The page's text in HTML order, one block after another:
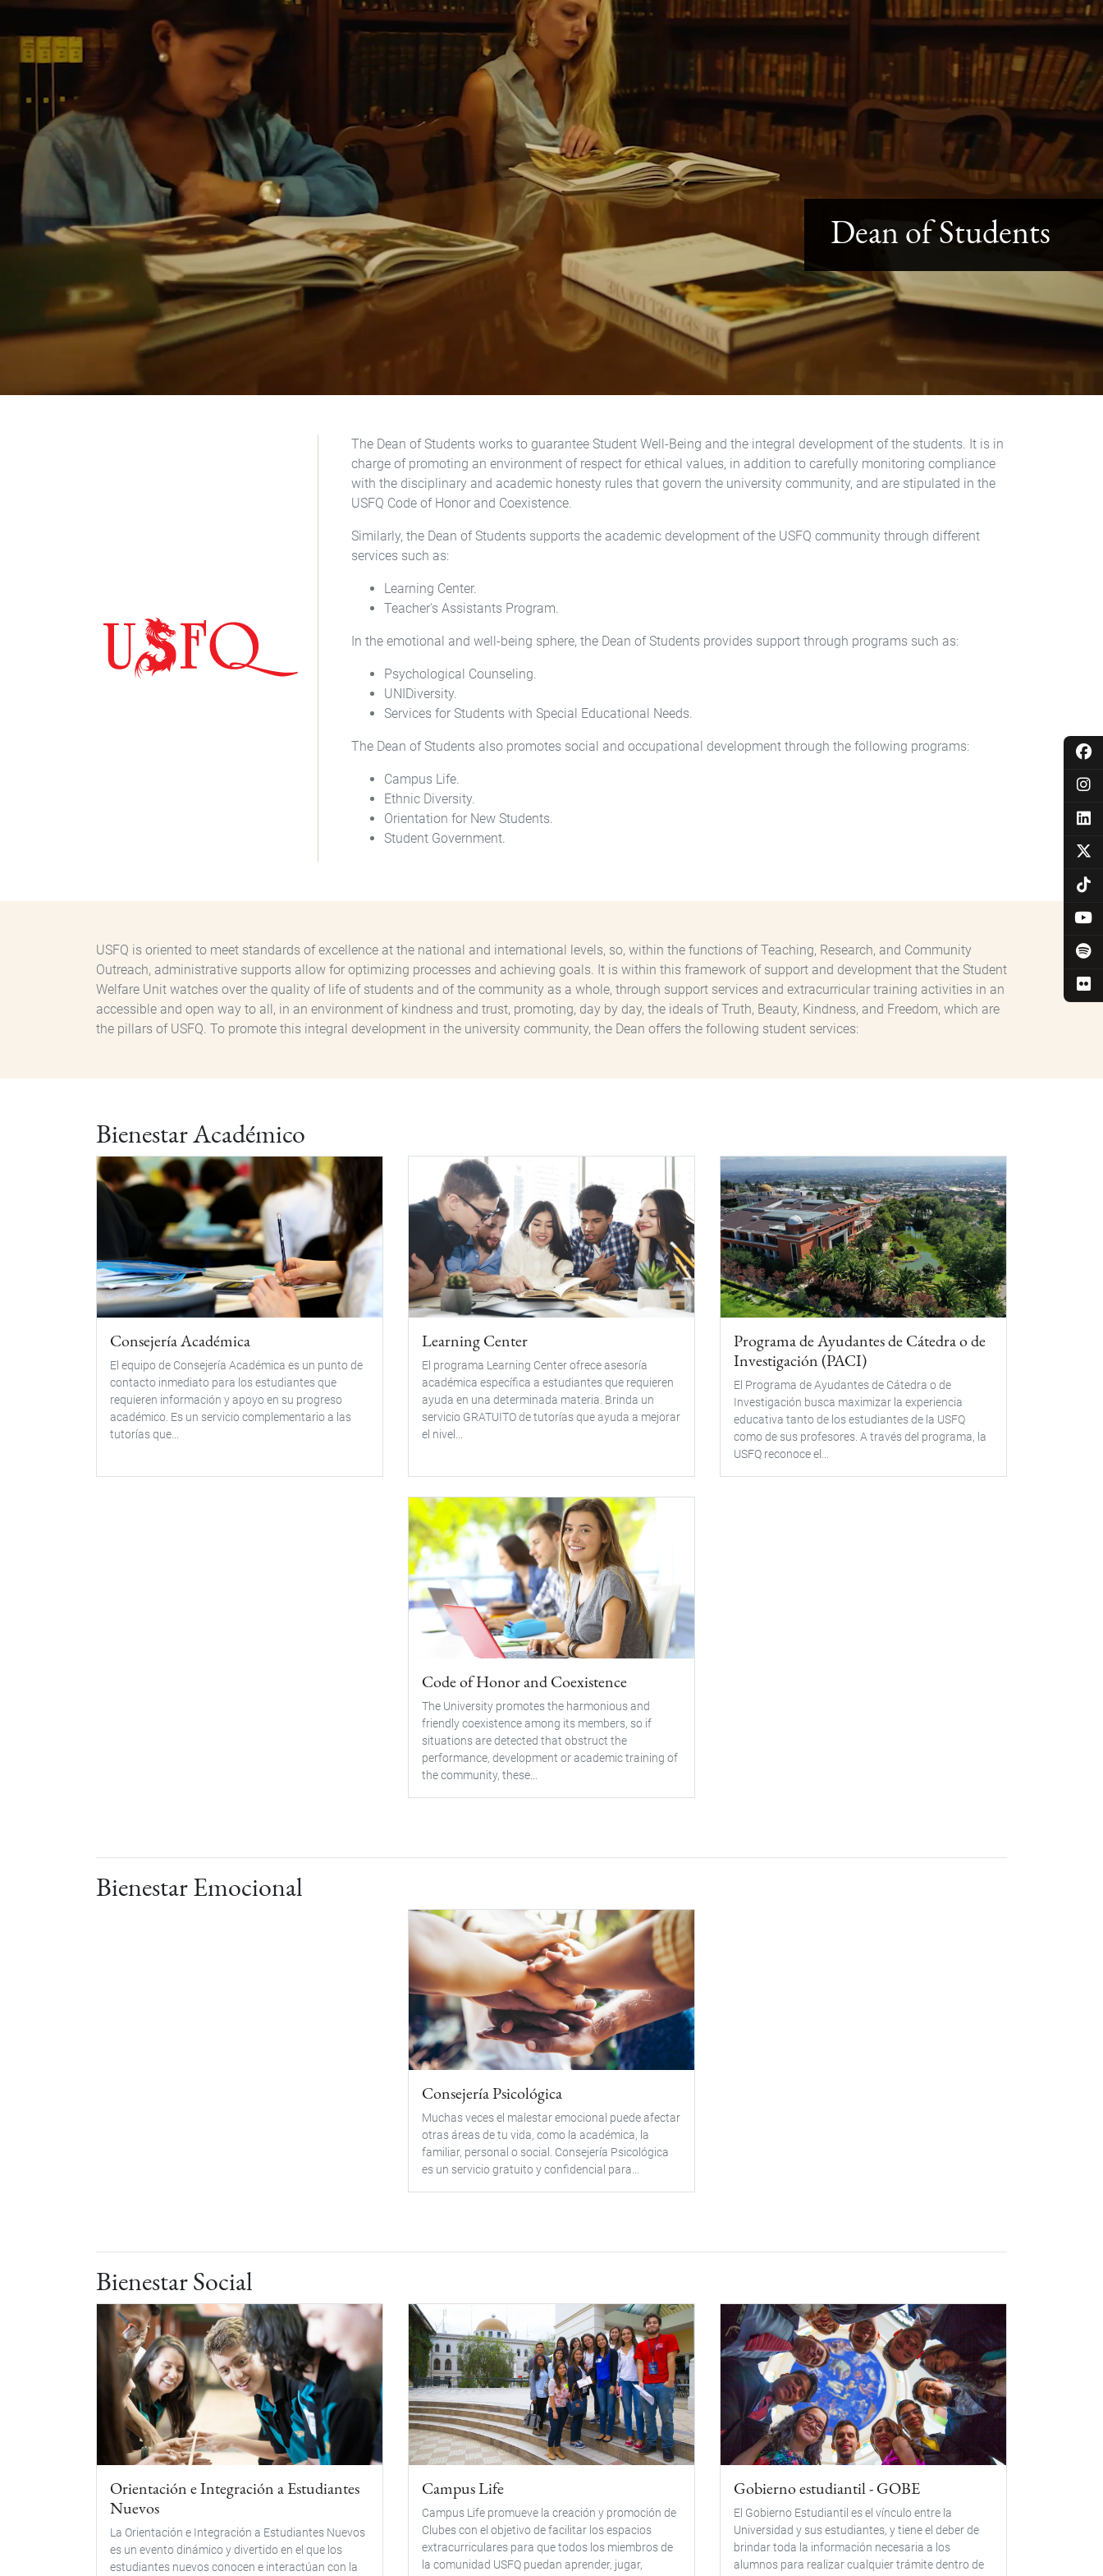
Dean of Students
The Dean of Students works to guarantee Student Well-Being and the integral development of the students. It is in
charge of promoting an environment of respect for ethical values, in addition to carefully monitoring compliance
with the disciplinary and academic honesty rules that govern the university community, and are stipulated in the
USFQ Code of Honor and Coexistence.
Similarly, the Dean of Students supports the academic development of the USFQ community through different
services such as:
Learning Center.
Teacher's Assistants Program.
In the emotional and well-being sphere, the Dean of Students provides support through programs such as:
Psychological Counseling.
UNIDiversity.
Services for Students with Special Educational Needs.
The Dean of Students also promotes social and occupational development through the following programs:
Campus Life.
Ethnic Diversity.
Orientation for New Students.
Student Government.
USFQ is oriented to meet standards of excellence at the national and international levels, so, within the functions of Teaching, Research, and Community
Outreach, administrative supports allow for optimizing processes and achieving goals. It is within this framework of support and development that the Student
Welfare Unit watches over the quality of life of students and of the community as a whole, through support services and extracurricular training activities in an
accessible and open way to all, in an environment of kindness and trust, promoting, day by day, the ideals of Truth, Beauty, Kindness, and Freedom, which are
the pillars of USFQ. To promote this integral development in the university community, the Dean offers the following student services:
Bienestar Académico
Consejería Académica
El equipo de Consejería Académica es un punto de
contacto inmediato para los estudiantes que
requieren información y apoyo en su progreso
académico. Es un servicio complementario a las
tutorías que...
Learning Center
El programa Learning Center ofrece asesoría
académica específica a estudiantes que requieren
ayuda en una determinada materia. Brinda un
servicio GRATUITO de tutorías que ayuda a mejorar
el nivel...
Programa de Ayudantes de Cátedra o de
Investigación (PACI)
El Programa de Ayudantes de Cátedra o de
Investigación busca maximizar la experiencia
educativa tanto de los estudiantes de la USFQ
como de sus profesores. A través del programa, la
USFQ reconoce el...
Code of Honor and Coexistence
The University promotes the harmonious and
friendly coexistence among its members, so if
situations are detected that obstruct the
performance, development or academic training of
the community, these...
Bienestar Emocional
Consejería Psicológica
Muchas veces el malestar emocional puede afectar
otras áreas de tu vida, como la académica, la
familiar, personal o social. Consejería Psicológica
es un servicio gratuito y confidencial para...
Bienestar Social
Orientación e Integración a Estudiantes
Nuevos
La Orientación e Integración a Estudiantes Nuevos
es un evento dinámico y divertido en el que los
estudiantes nuevos conocen e interactúan con la
Campus Life
Campus Life promueve la creación y promoción de
Clubes con el objetivo de facilitar los espacios
extracurriculares para que todos los miembros de
la comunidad USFQ puedan aprender, jugar,
Gobierno estudiantil - GOBE
El Gobierno Estudiantil es el vínculo entre la
Universidad y sus estudiantes, y tiene el deber de
brindar toda la información necesaria a los
alumnos para realizar cualquier trámite dentro de